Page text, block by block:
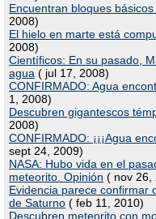
Encuentran bloques
2008)
El hielo en marte está
2008)
Científicos: En su pasado,
agua ( jul 17, 2008)
CONFIRMADO: Agua
1, 2008)
Descubren gigantescos
2008)
CONFIRMADO: ¡¡¡Agua
sept 24, 2009)
NASA: Hubo vida en el
meteorito. Opinión ( nov 26,
Evidencia parece confirmar
de Saturno ( feb 11, 2010)
Descubren meteorito con